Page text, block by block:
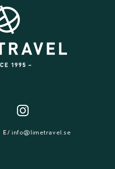
E/ info@limetravel.se